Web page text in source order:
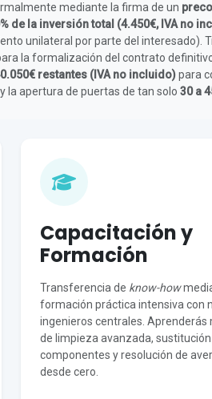
mediante la firma de un
de la inversión total (4.450€, IVA no
unilateral por parte del interesado).
la formalización del contrato
restantes (IVA no incluido)para
la apertura de puertas de tan solo 30 a
Capacitación y
Formación
Transferencia de know-how
formación práctica intensiva con
ingenieros centrales. Aprenderás
de limpieza avanzada, sustitución
componentes y resolución de
desde cero.